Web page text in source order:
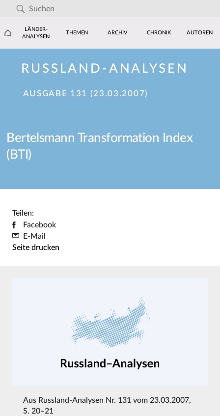
LÄNDER-
ANALYSEN
THEMEN ARCHIV CHRONIK AUTOREN
RUSSLAND-ANALYSEN
AUSGABE 131 (23.03.2007)
Bertelsmann Transformation Index
(BTI)
Teilen:
Facebook
E-Mail
Seite drucken
Aus Russland-Analysen Nr. 131 vom 23.03.2007,
S. 20–21